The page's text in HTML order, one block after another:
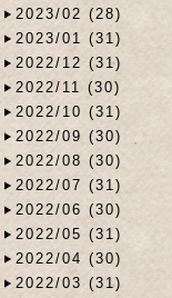
2023/02 (28)
2023/01 (31)
2022/12 (31)
2022/11 (30)
2022/10 (31)
2022/09 (30)
2022/08 (30)
2022/07 (31)
2022/06 (30)
2022/05 (31)
2022/04 (30)
2022/03 (31)